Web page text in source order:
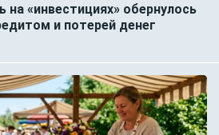
«инвестициях» обернулось
и потерей денег